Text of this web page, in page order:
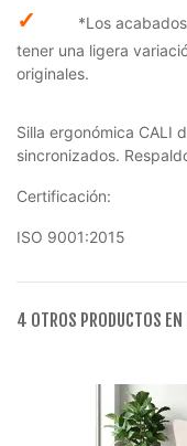
✓
*Los
tener una ligera
originales.
Silla ergonómica CALI
sincronizados.
Certificación:
ISO 9001:2015
4 OTROS PRODUCTOS